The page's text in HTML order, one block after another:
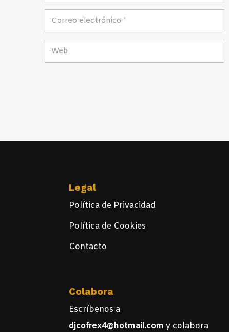
Legal
Política de Privacidad
Política de Cookies
Contacto
Colabora
Escríbenos a
djcofrex4@hotmail.comy colabora